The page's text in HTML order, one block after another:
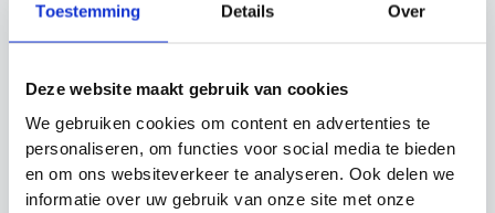
Toestemming Details Over
Deze website maakt gebruik van cookies
We gebruiken cookies om content en advertenties te
personaliseren, om functies voor social media te bieden
en om ons websiteverkeer te analyseren. Ook delen we
informatie over uw gebruik van onze site met onze
Actie!
Actie!
Precision Mini
Voetvolley Kit